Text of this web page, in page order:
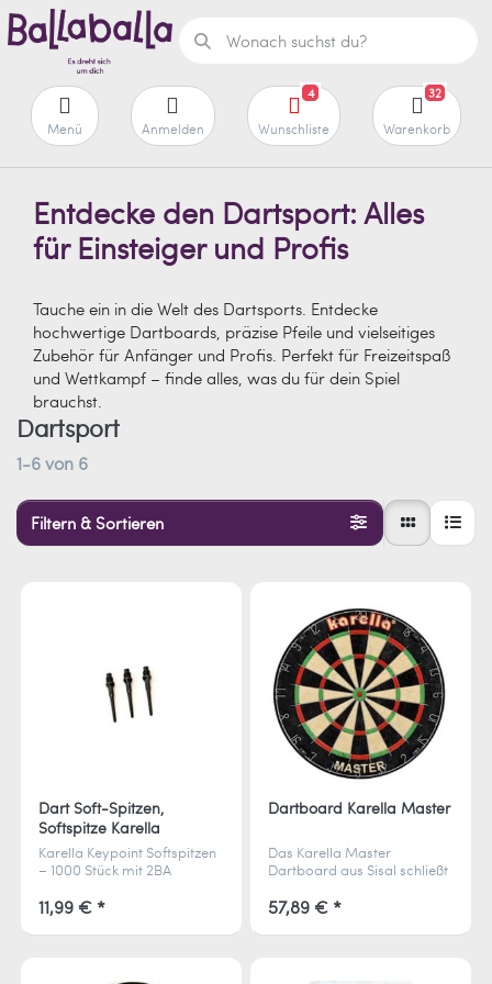
Menü Anmelden
4
Wunschliste
32
Warenkorb
Entdecke den Dartsport: Alles
für Einsteiger und Profis
Tauche ein in die Welt des Dartsports. Entdecke
hochwertige Dartboards, präzise Pfeile und vielseitiges
Zubehör für Anfänger und Profis. Perfekt für Freizeitspaß
und Wettkampf – finde alles, was du für dein Spiel
brauchst.
Dartsport
1-6von 6
Filtern & Sortieren
Dart Soft-Spitzen,
Softspitze Karella
Keypoint 2BA Gewinde
1000 St. Schwarz
Karella Keypoint Softspitzen
– 1000 Stück mit 2BA
hoher Halt im Board und
langlebige Stabilität für
Softdarts.
11,99 € *
Dartboard Karella Master
Das Karella Master
Dartboard aus Sisal schließt
Pyramid-Drahtsystem
reduziert Abpraller.
Turnierstandard und für
57,89 € *